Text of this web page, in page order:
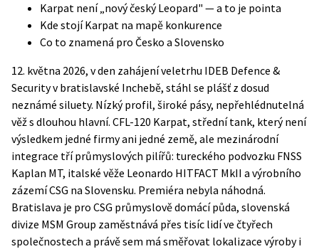
Karpat není „nový český Leopard" — a to je pointa
Kde stojí Karpat na mapě konkurence
Co to znamená pro Česko a Slovensko
12. května 2026, v den zahájení veletrhu IDEB Defence &
Security v bratislavské Inchebě, stáhl se plášť z dosud
neznámé siluety. Nízký profil, široké pásy, nepřehlédnutelná
věž s dlouhou hlavní. CFL-120 Karpat, střední tank, který není
výsledkem jedné firmy ani jedné země, ale mezinárodní
integrace tří průmyslových pilířů: tureckého podvozku FNSS
Kaplan MT, italské věže Leonardo HITFACT MkII a výrobního
zázemí CSG na Slovensku. Premiéra nebyla náhodná.
Bratislava je pro CSG průmyslově domácí půda, slovenská
divize MSM Group zaměstnává přes tisíc lidí ve čtyřech
společnostech a právě sem má směřovat lokalizace výroby i